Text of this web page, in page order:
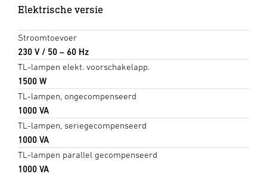
Elektrische versie
Stroomtoevoer
230 V / 50 – 60 Hz
TL-lampen elekt. voorschakelapp.
1500 W
TL-lampen, ongecompenseerd
1000 VA
TL-lampen, seriegecompenseerd
1000 VA
TL-lampen parallel gecompenseerd
1000 VA